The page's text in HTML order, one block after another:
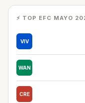
⚡ TOP EFC MAYO
VIV
WAN
CRE